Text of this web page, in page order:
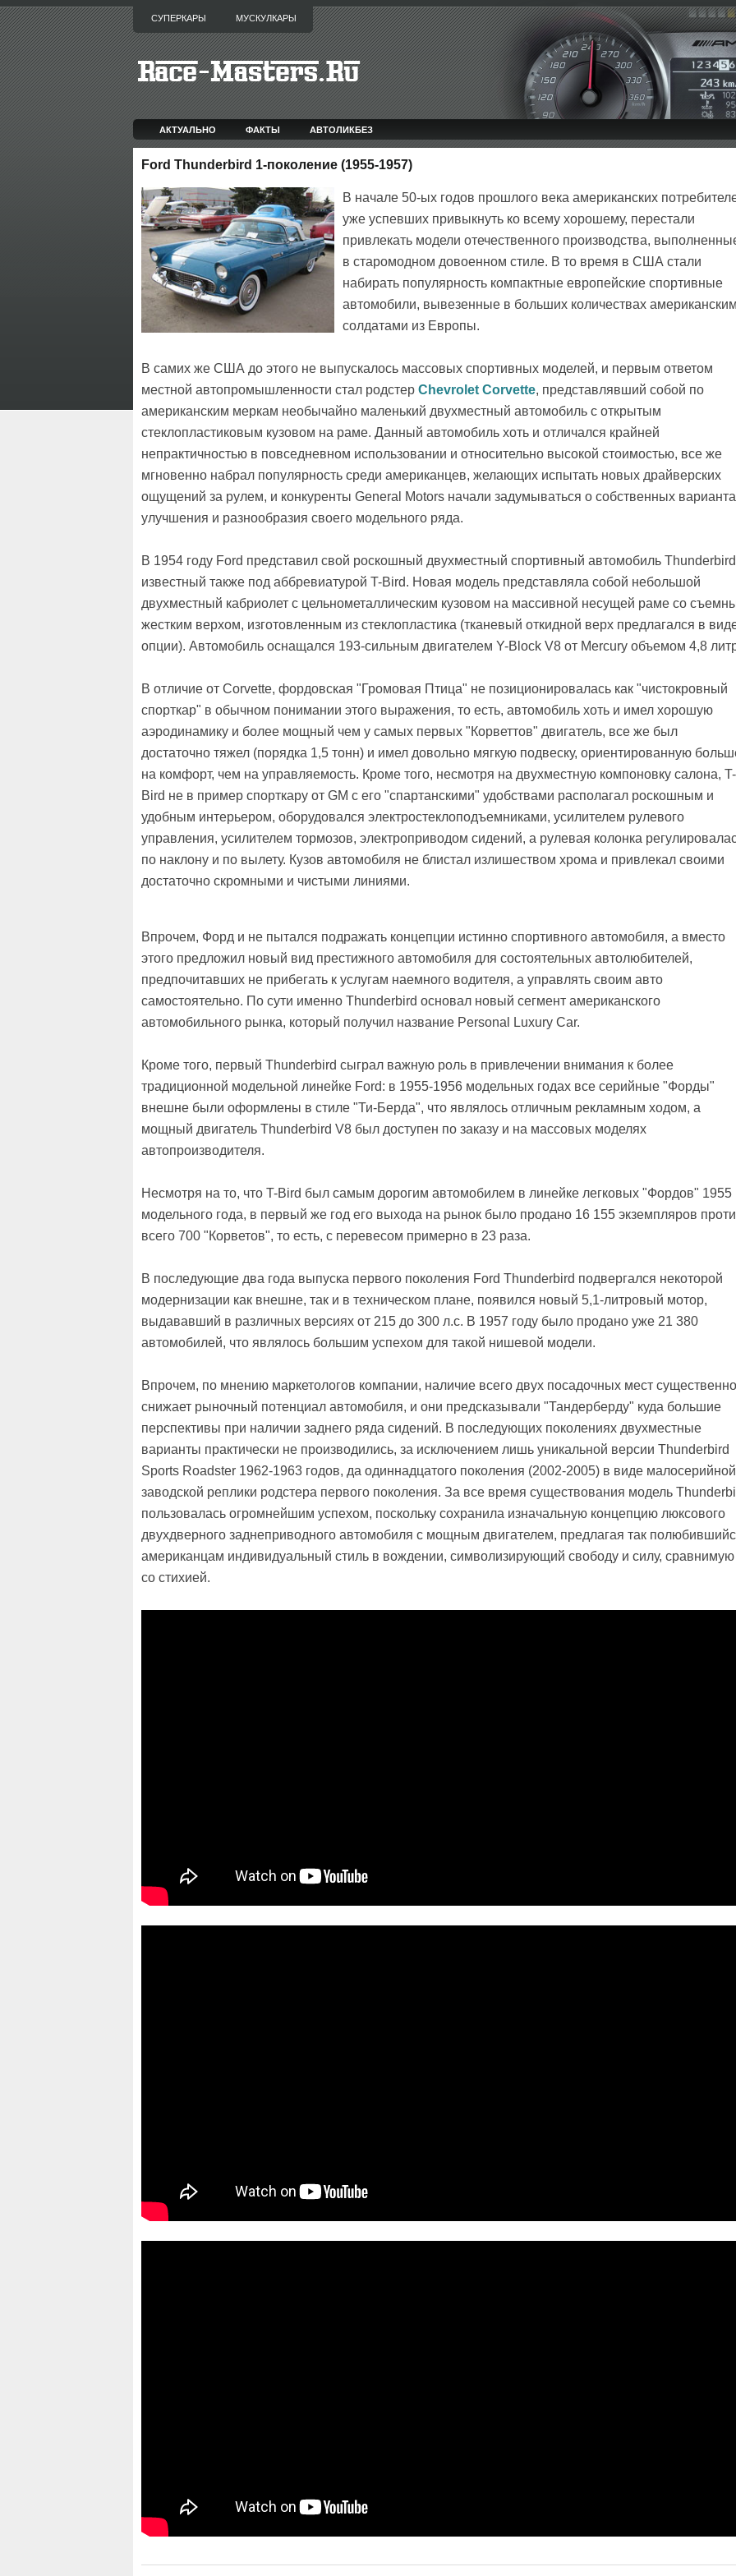
СУПЕРКАРЫ МУСКУЛКАРЫ
АКТУАЛЬНО ФАКТЫ АВТОЛИКБЕЗ
Ford Thunderbird 1-поколение (1955-1957)
В начале 50-ых годов прошлого века американских
уже успевших привыкнуть ко всему хорошему, перестали
привлекать модели отечественного производства,
в старомодном довоенном стиле. В то время в США стали
набирать популярность компактные европейские спортивные
автомобили, вывезенные в больших количествах
солдатами из Европы.
В самих же США до этого не выпускалось массовых спортивных моделей, и первым ответом
местной автопромышленности стал родстер Chevrolet Corvette, представлявший собой по
американским меркам необычайно маленький двухместный автомобиль с открытым
стеклопластиковым кузовом на раме. Данный автомобиль хоть и отличался крайней
непрактичностью в повседневном использовании и относительно высокой стоимостью, все же
мгновенно набрал популярность среди американцев, желающих испытать новых драйверских
ощущений за рулем, и конкуренты General Motors начали задумываться о собственных
улучшения и разнообразия своего модельного ряда.
В 1954 году Ford представил свой роскошный двухместный спортивный автомобиль
известный также под аббревиатурой T-Bird. Новая модель представляла собой небольшой
двухместный кабриолет с цельнометаллическим кузовом на массивной несущей раме со
жестким верхом, изготовленным из стеклопластика (тканевый откидной верх предлагался в
опции). Автомобиль оснащался 193-сильным двигателем Y-Block V8 от Mercury объемом 4,8
В отличие от Corvette, фордовская "Громовая Птица" не позиционировалась как "чистокровный
спорткар" в обычном понимании этого выражения, то есть, автомобиль хоть и имел хорошую
аэродинамику и более мощный чем у самых первых "Корветтов" двигатель, все же был
достаточно тяжел (порядка 1,5 тонн) и имел довольно мягкую подвеску, ориентированную
на комфорт, чем на управляемость. Кроме того, несмотря на двухместную компоновку салона, T-
Bird не в пример спорткару от GM с его "спартанскими" удобствами располагал роскошным и
удобным интерьером, оборудовался электростеклоподъемниками, усилителем рулевого
управления, усилителем тормозов, электроприводом сидений, а рулевая колонка
по наклону и по вылету. Кузов автомобиля не блистал излишеством хрома и привлекал своими
достаточно скромными и чистыми линиями.
Впрочем, Форд и не пытался подражать концепции истинно спортивного автомобиля, а вместо
этого предложил новый вид престижного автомобиля для состоятельных автолюбителей,
предпочитавших не прибегать к услугам наемного водителя, а управлять своим авто
самостоятельно. По сути именно Thunderbird основал новый сегмент американского
автомобильного рынка, который получил название Personal Luxury Car.
Кроме того, первый Thunderbird сыграл важную роль в привлечении внимания к более
традиционной модельной линейке Ford: в 1955-1956 модельных годах все серийные "Форды"
внешне были оформлены в стиле "Ти-Берда", что являлось отличным рекламным ходом, а
мощный двигатель Thunderbird V8 был доступен по заказу и на массовых моделях
автопроизводителя.
Несмотря на то, что T-Bird был самым дорогим автомобилем в линейке легковых "Фордов" 1955
модельного года, в первый же год его выхода на рынок было продано 16 155 экземпляров
всего 700 "Корветов", то есть, с перевесом примерно в 23 раза.
В последующие два года выпуска первого поколения Ford Thunderbird подвергался некоторой
модернизации как внешне, так и в техническом плане, появился новый 5,1-литровый мотор,
выдававший в различных версиях от 215 до 300 л.с. В 1957 году было продано уже 21 380
автомобилей, что являлось большим успехом для такой нишевой модели.
Впрочем, по мнению маркетологов компании, наличие всего двух посадочных мест существенно
снижает рыночный потенциал автомобиля, и они предсказывали "Тандерберду" куда большие
перспективы при наличии заднего ряда сидений. В последующих поколениях двухместные
варианты практически не производились, за исключением лишь уникальной версии Thunderbird
Sports Roadster 1962-1963 годов, да одиннадцатого поколения (2002-2005) в виде малосерийной
заводской реплики родстера первого поколения. За все время существования модель
пользовалась огромнейшим успехом, поскольку сохранила изначальную концепцию люксового
двухдверного заднеприводного автомобиля с мощным двигателем, предлагая так
американцам индивидуальный стиль в вождении, символизирующий свободу и силу, сравнимую
со стихией.